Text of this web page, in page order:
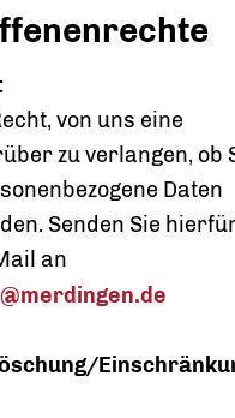
von uns eine
zu verlangen, ob
Daten
Senden Sie
an